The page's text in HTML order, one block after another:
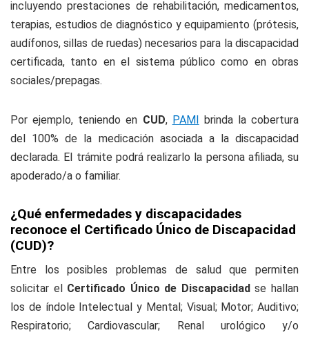
incluyendo prestaciones de rehabilitación, medicamentos,
terapias, estudios de diagnóstico y equipamiento (prótesis,
audífonos, sillas de ruedas) necesarios para la discapacidad
certificada, tanto en el sistema público como en obras
sociales/prepagas.
Por ejemplo, teniendo en CUD, PAMI brinda la cobertura
del 100% de la medicación asociada a la discapacidad
declarada. El trámite podrá realizarlo la persona afiliada, su
apoderado/a o familiar.
¿Qué enfermedades y discapacidades
reconoce el Certificado Único de Discapacidad
(CUD)?
Entre los posibles problemas de salud que permiten
solicitar el Certificado Único de Discapacidadse hallan
los de índole Intelectual y Mental; Visual; Motor; Auditivo;
Respiratorio; Cardiovascular; Renal urológico y/o